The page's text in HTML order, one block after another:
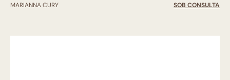
MARIANNA CURY
SOB CONSULTA